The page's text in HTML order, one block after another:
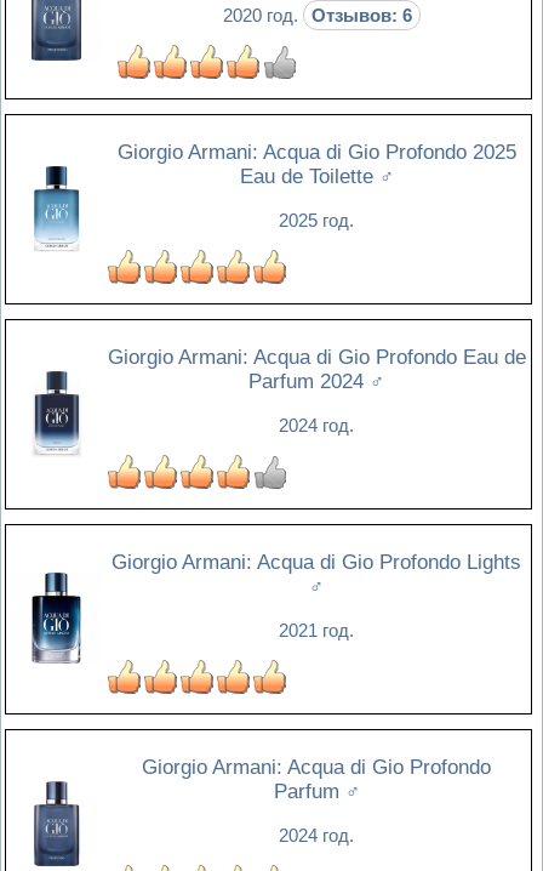
2020 год. Отзывов: 6
Giorgio Armani: Acqua di Gio Profondo 2025
Eau de Toilette ♂
2025 год.
Giorgio Armani: Acqua di Gio Profondo Eau de
Parfum 2024 ♂
2024 год.
Giorgio Armani: Acqua di Gio Profondo Lights
♂
2021 год.
Giorgio Armani: Acqua di Gio Profondo
Parfum ♂
2024 год.